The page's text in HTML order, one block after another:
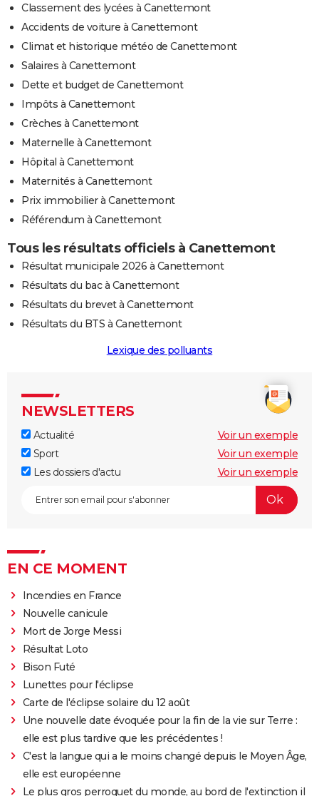
Classement des lycées à Canettemont
Accidents de voiture à Canettemont
Climat et historique météo de Canettemont
Salaires à Canettemont
Dette et budget de Canettemont
Impôts à Canettemont
Crèches à Canettemont
Maternelle à Canettemont
Hôpital à Canettemont
Maternités à Canettemont
Prix immobilier à Canettemont
Référendum à Canettemont
Tous les résultats officiels à Canettemont
Résultat municipale 2026 à Canettemont
Résultats du bac à Canettemont
Résultats du brevet à Canettemont
Résultats du BTS à Canettemont
Lexique des polluants
NEWSLETTERS
Actualité
Voir un exemple
Sport
Voir un exemple
Les dossiers d'actu
Voir un exemple
EN CE MOMENT
Incendies en France
Nouvelle canicule
Mort de Jorge Messi
Résultat Loto
Bison Futé
Lunettes pour l'éclipse
Carte de l'éclipse solaire du 12 août
Une nouvelle date évoquée pour la fin de la vie sur Terre :
elle est plus tardive que les précédentes !
C'est la langue qui a le moins changé depuis le Moyen Âge,
elle est européenne
Le plus gros perroquet du monde, au bord de l'extinction il